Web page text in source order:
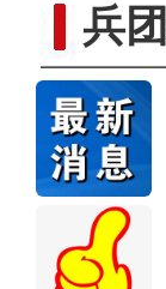
兵